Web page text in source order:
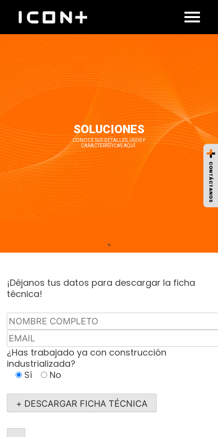
SOLUCIONES
CONOCE SUS DETALLES, USOS Y
CARACTERÍSTICAS AQUÍ.
¡Déjanos tus datos para descargar la ficha
técnica!
¿Has trabajado ya con construcción
industrializada?
Sí
No